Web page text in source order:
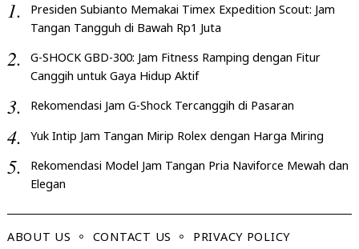
Presiden Subianto Memakai Timex Expedition Scout: Jam
Tangan Tangguh di Bawah Rp1 Juta
G-SHOCK GBD-300: Jam Fitness Ramping dengan Fitur
Canggih untuk Gaya Hidup Aktif
Rekomendasi Jam G-Shock Tercanggih di Pasaran
Yuk Intip Jam Tangan Mirip Rolex dengan Harga Miring
Rekomendasi Model Jam Tangan Pria Naviforce Mewah dan
Elegan
ABOUT US CONTACT US PRIVACY POLICY